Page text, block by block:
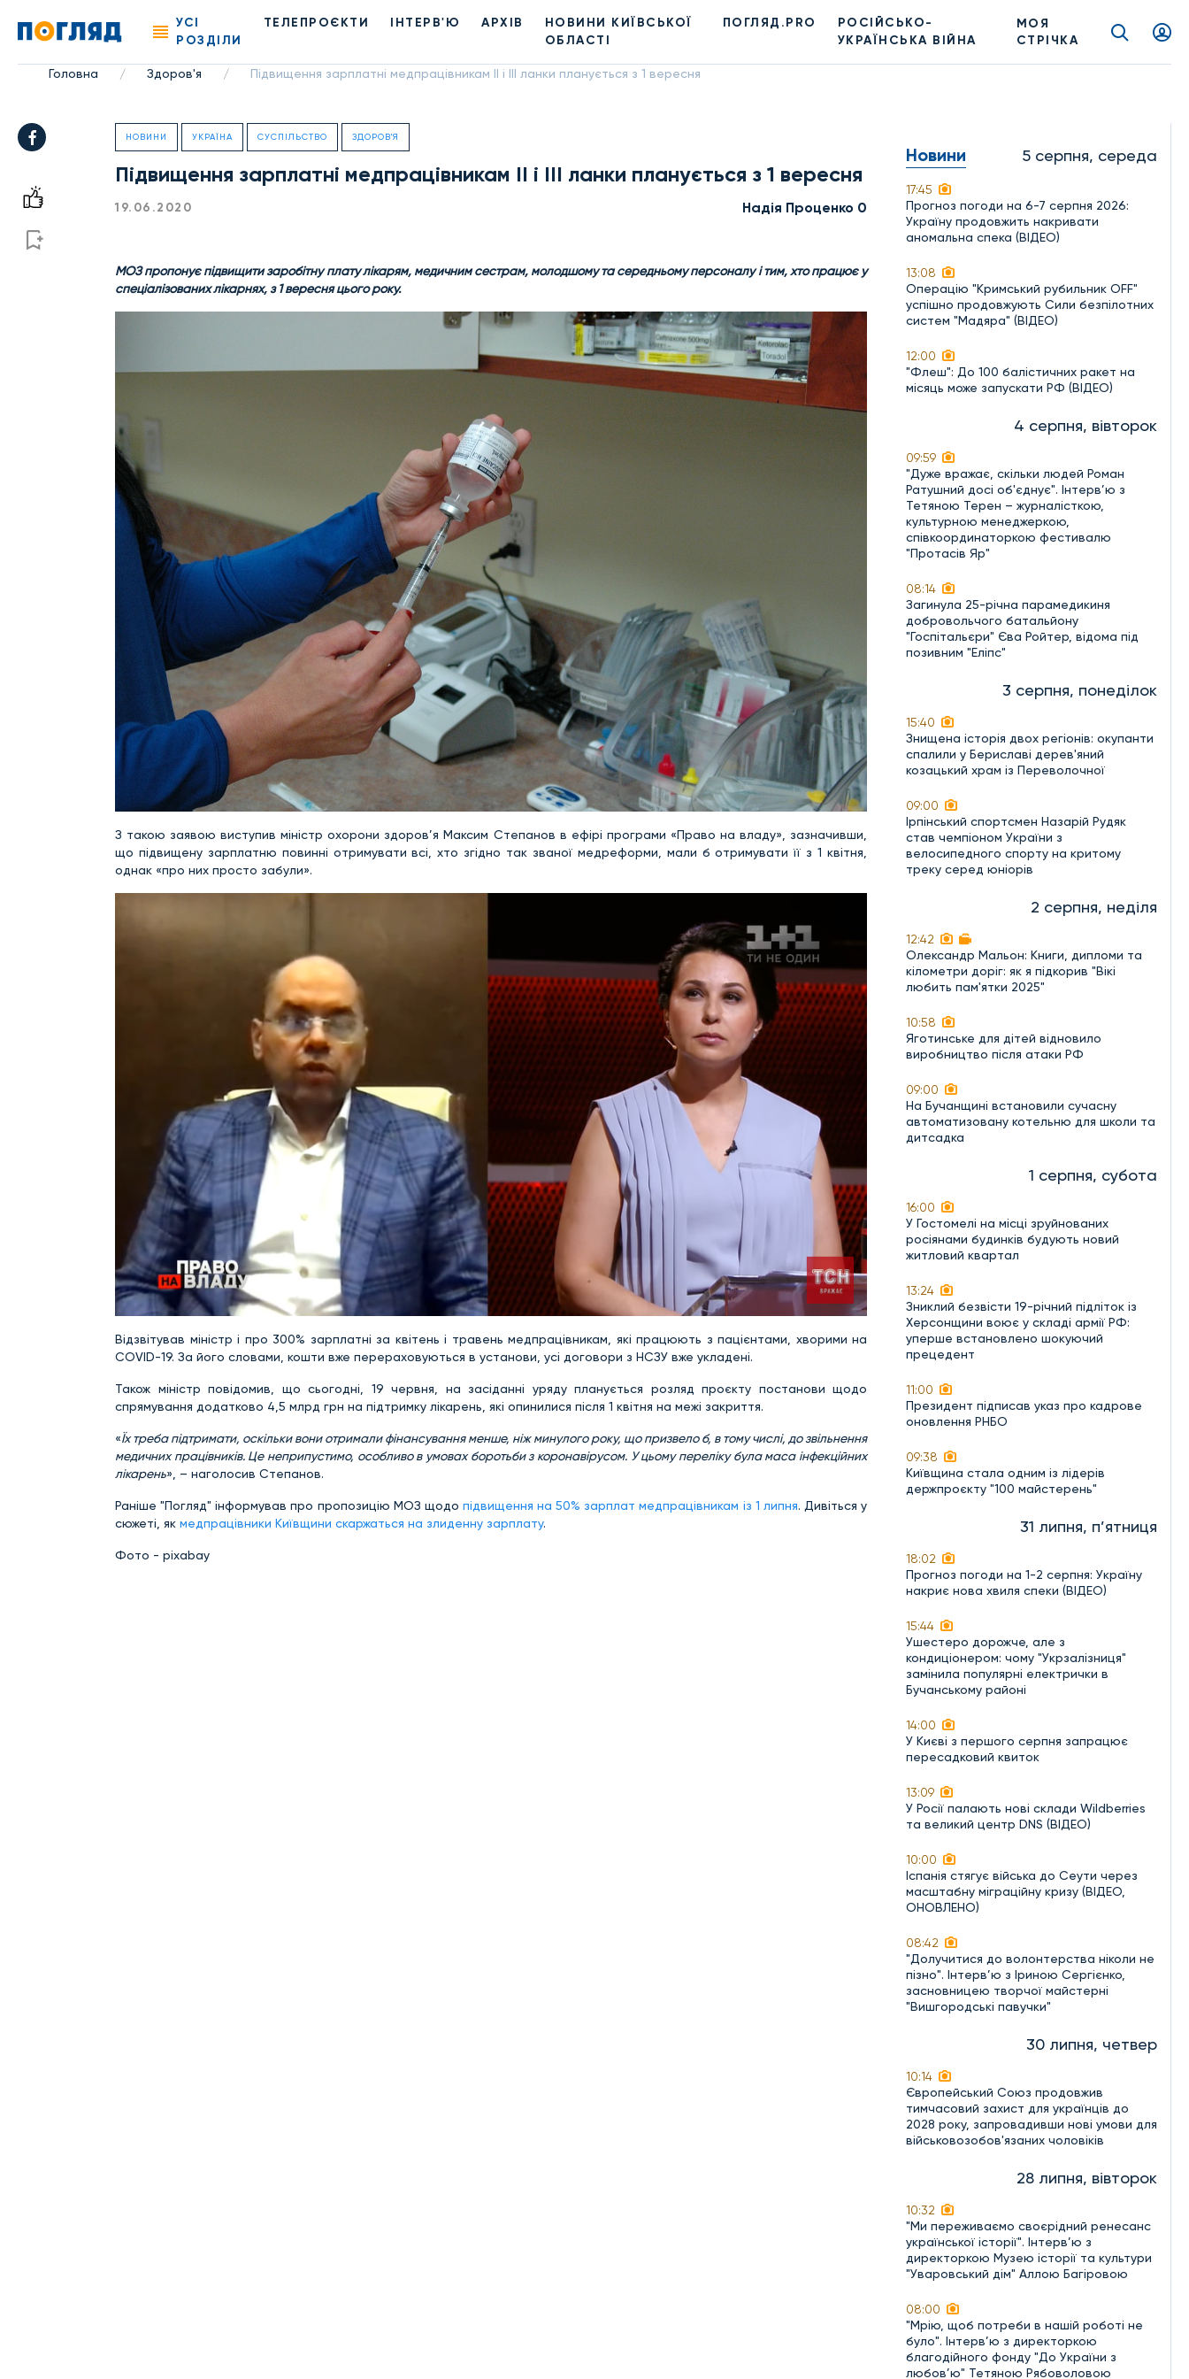
УСІ
РОЗДІЛИ
ТЕЛЕПРОЄКТИ ІНТЕРВ'Ю АРХІВ
НОВИНИ КИЇВСЬКОЇ
ОБЛАСТІ
ПОГЛЯД.PRO
РОСІЙСЬКО-
УКРАЇНСЬКА ВІЙНА
МОЯ
СТРІЧКА
Головна / Здоров'я / Підвищення зарплатні медпрацівникам ІІ і ІІІ ланки планується з 1 вересня
НОВИНИ УКРАЇНА СУСПІЛЬСТВО ЗДОРОВ'Я
Підвищення зарплатні медпрацівникам ІІ і ІІІ ланки планується з 1 вересня
19.06.2020 Надiя Проценко 0
МОЗ пропонує підвищити заробітну плату лікарям, медичним сестрам, молодшому та середньому персоналу і тим, хто працює у
спеціалізованих лікарнях, з 1 вересня цього року.
З такою заявою виступив міністр охорони здоров’я Максим Степанов в ефірі програми «Право на владу», зазначивши,
що підвищену зарплатню повинні отримувати всі, хто згідно так званої медреформи, мали б отримувати її з 1 квітня,
однак «про них просто забули».
Відзвітував міністр і про 300% зарплатні за квітень і травень медпрацівникам, які працюють з пацієнтами, хворими на
COVID-19. За його словами, кошти вже перераховуються в установи, усі договори з НСЗУ вже укладені.
Також міністр повідомив, що сьогодні, 19 червня, на засіданні уряду планується розляд проєкту постанови щодо
спрямування додатково 4,5 млрд грн на підтримку лікарень, які опинилися після 1 квітня на межі закриття.
«Їх треба підтримати, оскільки вони отримали фінансування менше, ніж минулого року, що призвело б, в тому числі, до звільнення
медичних працівників. Це неприпустимо, особливо в умовах боротьби з коронавірусом. У цьому переліку була маса інфекційних
лікарень», – наголосив Степанов.
Раніше "Погляд" інформував про пропозицію МОЗ щодо підвищення на 50% зарплат медпрацівникам із 1 липня. Дивіться у
сюжеті, як медпрацівники Київщини скаржаться на злиденну зарплату.
Фото - pixabay
Новини 5 серпня, середа
17:45
Прогноз погоди на 6-7 серпня 2026:
Україну продовжить накривати
аномальна спека (ВІДЕО)
13:08
Операцію "Кримський рубильник OFF"
успішно продовжують Сили безпілотних
систем "Мадяра" (ВІДЕО)
12:00
"Флеш": До 100 балістичних ракет на
місяць може запускати РФ (ВІДЕО)
4 серпня, вівторок
09:59
"Дуже вражає, скільки людей Роман
Ратушний досі об'єднує". Інтерв’ю з
Тетяною Терен – журналісткою,
культурною менеджеркою,
співкоординаторкою фестивалю
"Протасів Яр"
08:14
Загинула 25-річна парамедикиня
добровольчого батальйону
"Госпітальєри" Єва Ройтер, відома під
позивним "Еліпс"
3 серпня, понеділок
15:40
Знищена історія двох регіонів: окупанти
спалили у Бериславі дерев'яний
козацький храм із Переволочної
09:00
Ірпінський спортсмен Назарій Рудяк
став чемпіоном України з
велосипедного спорту на критому
треку серед юніорів
2 серпня, неділя
12:42
Олександр Мальон: Книги, дипломи та
кілометри доріг: як я підкорив "Вікі
любить пам'ятки 2025"
10:58
Яготинське для дітей відновило
виробництво після атаки РФ
09:00
На Бучанщині встановили сучасну
автоматизовану котельню для школи та
дитсадка
1 серпня, субота
16:00
У Гостомелі на місці зруйнованих
росіянами будинків будують новий
житловий квартал
13:24
Зниклий безвісти 19-річний підліток із
Херсонщини воює у складі армії РФ:
уперше встановлено шокуючий
прецедент
11:00
Президент підписав указ про кадрове
оновлення РНБО
09:38
Київщина стала одним із лідерів
держпроєкту "100 майстерень"
31 липня, п’ятниця
18:02
Прогноз погоди на 1-2 серпня: Україну
накриє нова хвиля спеки (ВІДЕО)
15:44
Ушестеро дорожче, але з
кондиціонером: чому "Укрзалізниця"
замінила популярні електрички в
Бучанському районі
14:00
У Києві з першого серпня запрацює
пересадковий квиток
13:09
У Росії палають нові склади Wildberries
та великий центр DNS (ВІДЕО)
10:00
Іспанія стягує війська до Сеути через
масштабну міграційну кризу (ВІДЕО,
ОНОВЛЕНО)
08:42
"Долучитися до волонтерства ніколи не
пізно". Інтерв’ю з Іриною Сергієнко,
засновницею творчої майстерні
"Вишгородські павучки"
30 липня, четвер
10:14
Європейський Союз продовжив
тимчасовий захист для українців до
2028 року, запровадивши нові умови для
військовозобов'язаних чоловіків
28 липня, вівторок
10:32
"Ми переживаємо своєрідний ренесанс
української історії". Інтерв’ю з
директоркою Музею історії та культури
"Уваровський дім" Аллою Багіровою
08:00
"Мрію, щоб потреби в нашій роботі не
було". Інтерв’ю з директоркою
благодійного фонду "До України з
любов’ю" Тетяною Рябоволовою